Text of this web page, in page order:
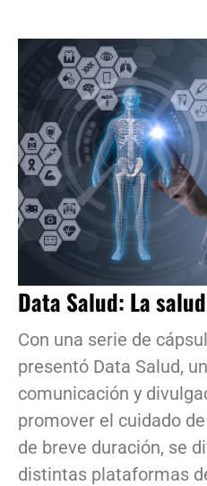
Data Salud: La
Con una serie de
presentó Data Salud,
comunicación y
promover el cuidado
de breve duración, se
distintas plataformas